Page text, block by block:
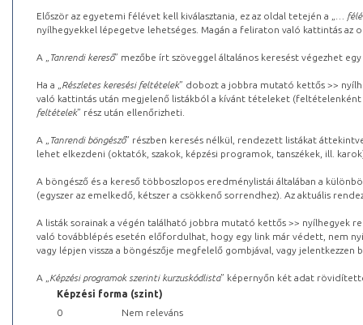
Először az egyetemi félévet kell kiválasztania, ez az oldal tetején a „
…
nyílhegyekkel lépegetve lehetséges. Magán a feliraton való kattintás az
A „ Tanrendi kereső” mezőbe írt szöveggel általános keresést végezhet
Ha a „ Részletes keresési feltételek” dobozt a jobbra mutató kettős >>
való kattintás után megjelenő listákból a kívánt tételeket (feltételenként
feltételek” rész után ellenőrizheti.
A „ Tanrendi böngésző” részben keresés nélkül, rendezett listákat
lehet elkezdeni (oktatók, szakok, képzési programok, tanszékek, ill.
A böngésző és a kereső többoszlopos eredménylistái általában a
(egyszer az emelkedő, kétszer a csökkenő sorrendhez). Az aktuális
A listák sorainak a végén található jobbra mutató kettős >> nyílhegyek
való továbblépés esetén előfordulhat, hogy egy link már védett, nem
vagy lépjen vissza a böngészője megfelelő gombjával, vagy
A „ Képzési programok szerinti kurzuskódlista” képernyőn két adat
Képzési forma (szint)
0
Nem releváns